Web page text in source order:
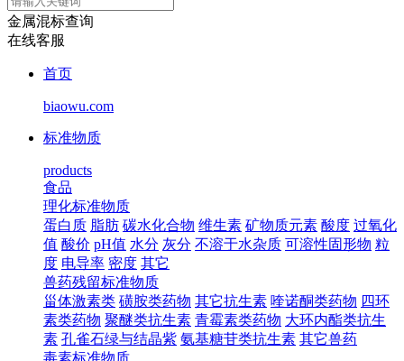
金属混标查询
在线客服
首页
biaowu.com
标准物质
products
食品
理化标准物质
蛋白质 脂肪 碳水化合物 维生素 矿物质元素 酸度 过氧化
值 酸价 pH值 水分 灰分 不溶于水杂质 可溶性固形物 粒
度 电导率 密度 其它
兽药残留标准物质
甾体激素类 磺胺类药物 其它抗生素 喹诺酮类药物 四环
素类药物 聚醚类抗生素 青霉素类药物 大环内酯类抗生
素 孔雀石绿与结晶紫 氨基糖苷类抗生素 其它兽药
毒素标准物质